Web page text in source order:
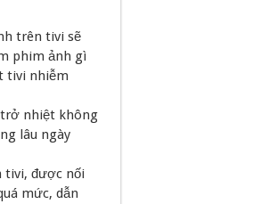
trên tivi sẽ
phim ảnh gì
tivi nhiễm
trở nhiệt không
lâu ngày
tivi, được nối
mức, dẫn